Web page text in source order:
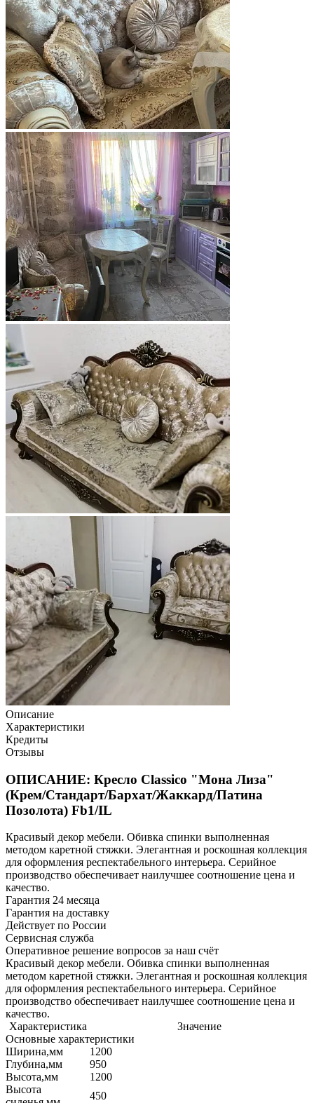
Описание
Характеристики
Кредиты
Отзывы
ОПИСАНИЕ: Кресло Classico "Мона Лиза"
(Крем/Стандарт/Бархат/Жаккард/Патина
Позолота) Fb1/IL
Красивый декор мебели. Обивка спинки выполненная
методом каретной стяжки. Элегантная и роскошная коллекция
для оформления респектабельного интерьера. Серийное
производство обеспечивает наилучшее соотношение цена и
качество.
Гарантия 24 месяца
Гарантия на доставку
Действует по России
Сервисная служба
Оперативное решение вопросов за наш счёт
Красивый декор мебели. Обивка спинки выполненная
методом каретной стяжки. Элегантная и роскошная коллекция
для оформления респектабельного интерьера. Серийное
производство обеспечивает наилучшее соотношение цена и
качество.
Характеристика
Значение
Основные характеристики
Ширина,мм
1200
Глубина,мм
950
Высота,мм
1200
Высота
450